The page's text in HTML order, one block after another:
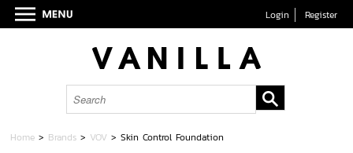
Login Register
Home > Brands > VOV >Skin Control Foundation